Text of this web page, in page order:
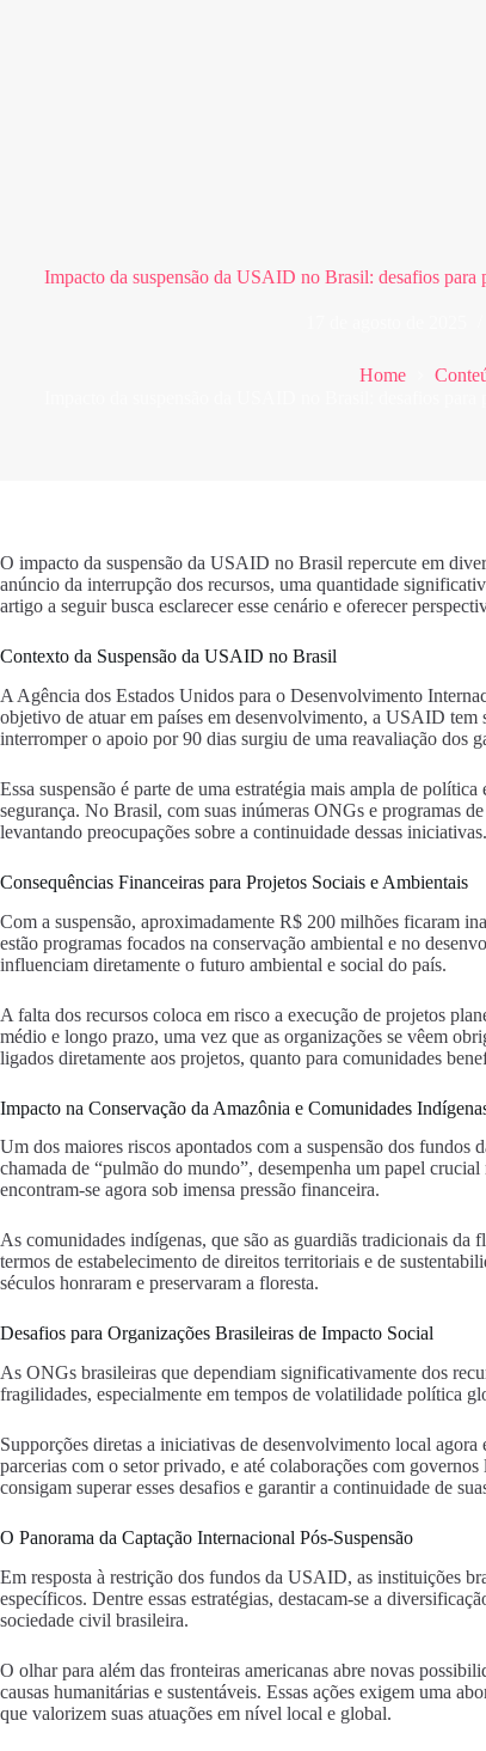
Impacto da suspensão da USAID no Brasil: desafios para
Home
O impacto da suspensão da USAID no Brasil repercute em
anúncio da interrupção dos recursos, uma quantidade
artigo a seguir busca esclarecer esse cenário e oferecer
Contexto da Suspensão da USAID no Brasil
A Agência dos Estados Unidos para o Desenvolvimento
objetivo de atuar em países em desenvolvimento, a USAID tem
interromper o apoio por 90 dias surgiu de uma reavaliação dos
Essa suspensão é parte de uma estratégia mais ampla de
segurança. No Brasil, com suas inúmeras ONGs e programas
levantando preocupações sobre a continuidade dessas iniciativas.
Consequências Financeiras para Projetos Sociais e Ambientais
Com a suspensão, aproximadamente R$ 200 milhões ficaram
estão programas focados na conservação ambiental e no
influenciam diretamente o futuro ambiental e social do país.
A falta dos recursos coloca em risco a execução de projetos
médio e longo prazo, uma vez que as organizações se vêem
ligados diretamente aos projetos, quanto para comunidades
Impacto na Conservação da Amazônia e Comunidades
Um dos maiores riscos apontados com a suspensão dos
chamada de “pulmão do mundo”, desempenha um papel
encontram-se agora sob imensa pressão financeira.
As comunidades indígenas, que são as guardiãs tradicionais da
termos de estabelecimento de direitos territoriais e de
séculos honraram e preservaram a floresta.
Desafios para Organizações Brasileiras de Impacto Social
As ONGs brasileiras que dependiam significativamente dos
fragilidades, especialmente em tempos de volatilidade política
Supporções diretas a iniciativas de desenvolvimento local
parcerias com o setor privado, e até colaborações com
consigam superar esses desafios e garantir a continuidade de
O Panorama da Captação Internacional Pós-Suspensão
Em resposta à restrição dos fundos da USAID, as instituições
específicos. Dentre essas estratégias, destacam-se a
sociedade civil brasileira.
O olhar para além das fronteiras americanas abre novas
causas humanitárias e sustentáveis. Essas ações exigem uma
que valorizem suas atuações em nível local e global.